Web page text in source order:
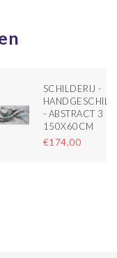
SCHILDERIJ -
- ABSTRACT 3
150X60CM
€174,00